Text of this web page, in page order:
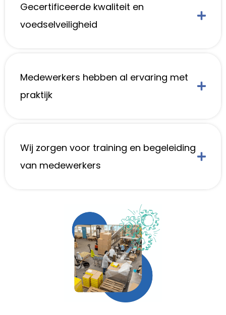
Gecertificeerde kwaliteit en
voedselveiligheid
Medewerkers hebben al ervaring met
praktijk
Wij zorgen voor training en begeleiding
van medewerkers